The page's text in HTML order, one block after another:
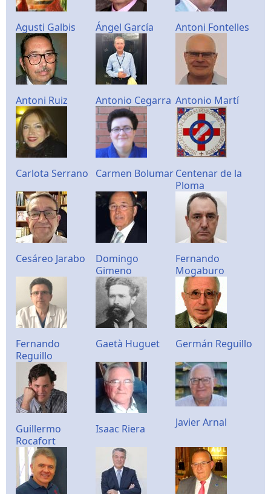
Agusti Galbis Ángel García Antoni Fontelles
Antoni Ruiz Antonio Cegarra Antonio Martí
Carlota Serrano Carmen BolumarCentenar de la
Ploma
Cesáreo Jarabo
Domingo
Gimeno
Fernando
Mogaburo
Fernando
Reguillo
Gaetà Huguet Germán Reguillo
Guillermo
Rocafort
Isaac Riera Javier Arnal